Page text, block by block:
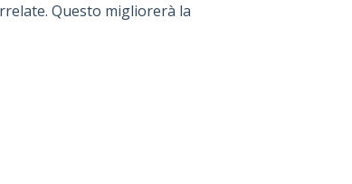
Questo migliorerà la